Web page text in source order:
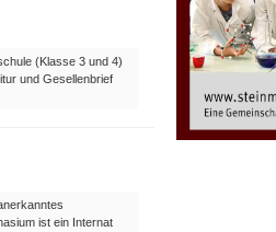
(Klasse 3 und 4)
und Gesellenbrief
ist ein Internat